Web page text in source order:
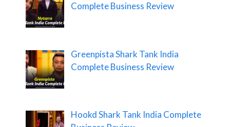
Complete Business Review
Greenpista Shark Tank India
Complete Business Review
Hookd Shark Tank India Complete